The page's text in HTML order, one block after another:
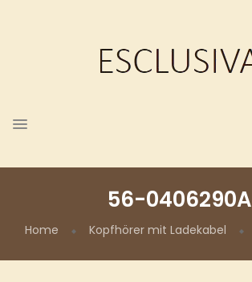
56-0406290A
Home Kopfhörer mit Ladekabel